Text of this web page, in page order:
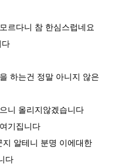
르다니 참 한심스럽네요
하는건 정말 아니지 않은
니 올리지않겠습니다
기집니다
알테니 분명 이에대한
다